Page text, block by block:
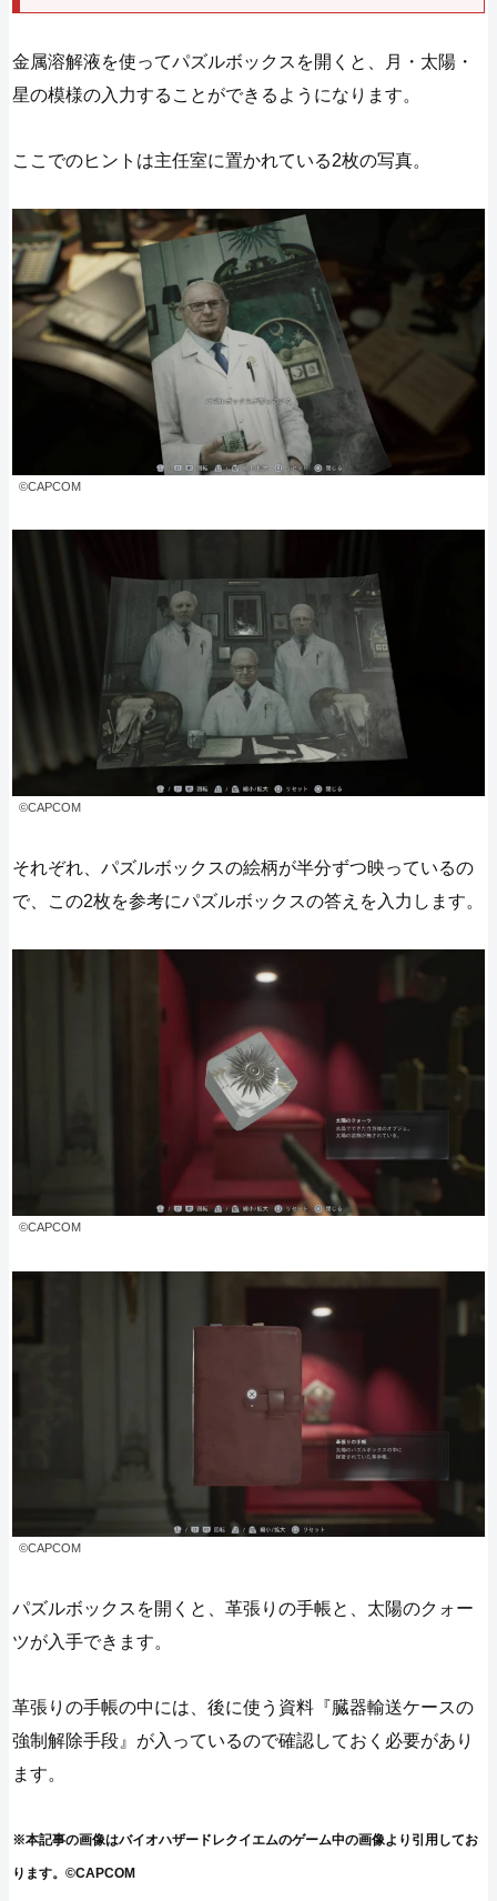
金属溶解液を使ってパズルボックスを開くと、月・太陽・
星の模様の入力することができるようになります。
ここでのヒントは主任室に置かれている2枚の写真。
©CAPCOM
©CAPCOM
それぞれ、パズルボックスの絵柄が半分ずつ映っているの
で、この2枚を参考にパズルボックスの答えを入力します。
©CAPCOM
©CAPCOM
パズルボックスを開くと、革張りの手帳と、太陽のクォー
ツが入手できます。
革張りの手帳の中には、後に使う資料『臓器輸送ケースの
強制解除手段』が入っているので確認しておく必要があり
ます。
※本記事の画像はバイオハザードレクイエムのゲーム中の画像より引用してお
ります。©CAPCOM